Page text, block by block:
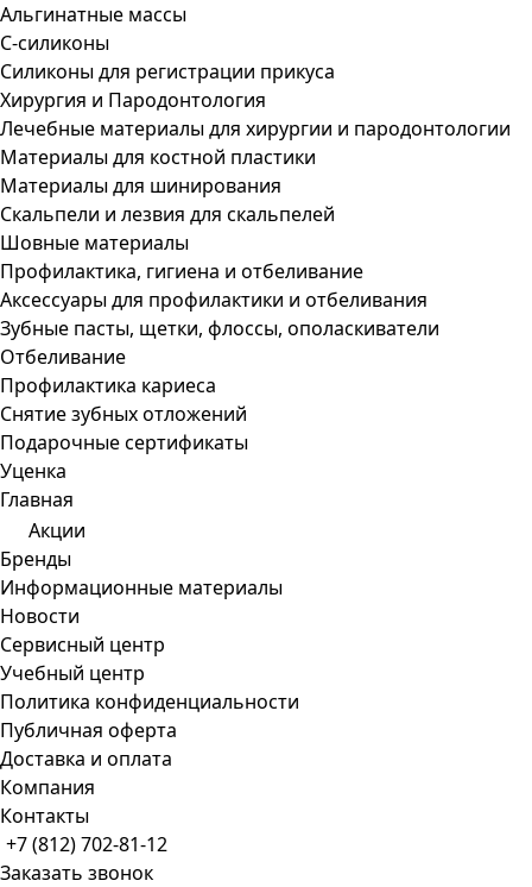
Альгинатные массы
С-силиконы
Силиконы для регистрации прикуса
Хирургия и Пародонтология
Лечебные материалы для хирургии и пародонтологии
Материалы для костной пластики
Материалы для шинирования
Скальпели и лезвия для скальпелей
Шовные материалы
Профилактика, гигиена и отбеливание
Аксессуары для профилактики и отбеливания
Зубные пасты, щетки, флоссы, ополаскиватели
Отбеливание
Профилактика кариеса
Снятие зубных отложений
Подарочные сертификаты
Уценка
Главная
Акции
Бренды
Информационные материалы
Новости
Сервисный центр
Учебный центр
Политика конфиденциальности
Публичная оферта
Доставка и оплата
Компания
Контакты
+7 (812) 702-81-12
Заказать звонок